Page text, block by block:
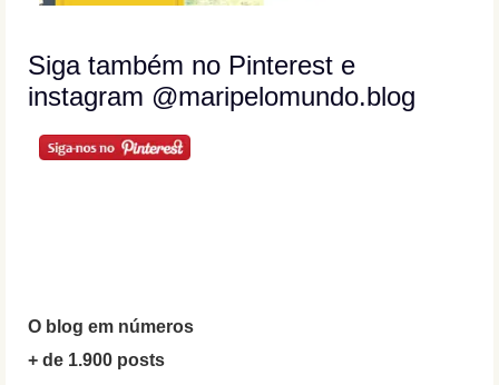
Siga também no Pinterest e
instagram @maripelomundo.blog
O blog em números
+ de 1.900 posts